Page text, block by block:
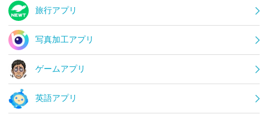
旅行アプリ
写真加工アプリ
ゲームアプリ
英語アプリ